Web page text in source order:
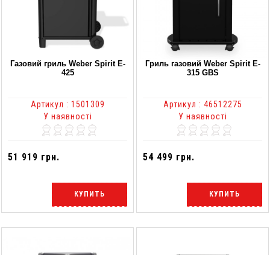
Газовий гриль Weber Spirit E-
425
Артикул : 1501309
У наявності
51 919 грн.
КУПИТЬ
Гриль газовий Weber Spirit E-
315 GBS
Артикул : 46512275
У наявності
54 499 грн.
КУПИТЬ